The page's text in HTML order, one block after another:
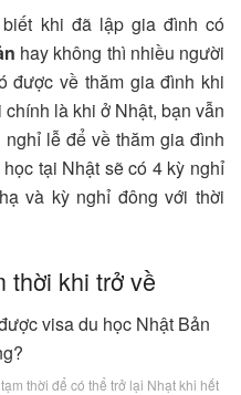
khi đã lập gia đình có
hay không thì nhiều người
được về thăm gia đình khi
là khi ở Nhật, bạn vẫn
lễ để về thăm gia đình
tại Nhật sẽ có 4 kỳ nghỉ
và kỳ nghỉ đông với thời
thời khi trở về
thời để có thể trở lại Nhạt khi hết